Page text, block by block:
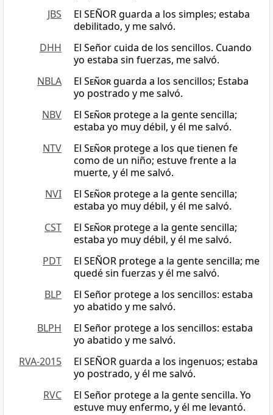
JBS
El SEÑOR guarda a los simples; estaba
debilitado, y me salvó.
DHH
El Señor cuida de los sencillos. Cuando
yo estaba sin fuerzas, me salvó.
NBLA
El Señorguarda a los sencillos; Estaba
yo postrado y me salvó.
NBV
El Señor protege a la gente sencilla;
estaba yo muy débil, y él me salvó.
NTV
El Señor protege a los que tienen fe
como de un niño; estuve frente a la
muerte, y él me salvó.
NVI
El Señor protege a la gente sencilla;
estaba yo muy débil, y él me salvó.
CST
El Señor protege a la gente sencilla;
estaba yo muy débil, y él me salvó.
PDT
El SEÑOR protege a la gente sencilla; me
quedé sin fuerzas y él me salvó.
BLP
El Señor protege a los sencillos: estaba
yo abatido y me salvó.
BLPH
El Señor protege a los sencillos: estaba
yo abatido y me salvó.
RVA-2015
El SEÑOR guarda a los ingenuos; estaba
yo postrado, y él me salvó.
RVC
El Señor protege a la gente sencilla. Yo
estuve muy enfermo, y él me levantó.